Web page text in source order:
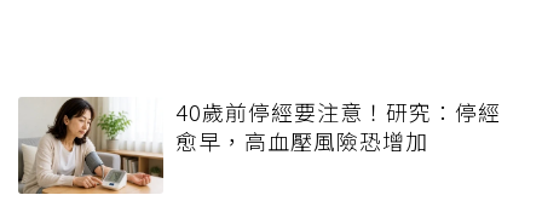
40歲前停經要注意！研究：停經
愈早，高血壓風險恐增加